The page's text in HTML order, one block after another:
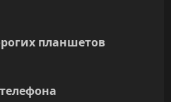
планшетов